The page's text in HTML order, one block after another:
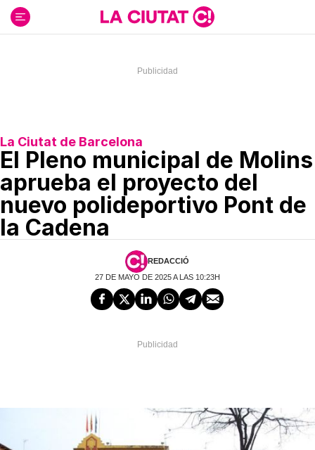
contenido
La Ciutat de Barcelona
El Pleno municipal de Molins
aprueba el proyecto del
nuevo polideportivo Pont de
la Cadena
REDACCIÓ
27 DE MAYO DE 2025 A LAS 10:23H